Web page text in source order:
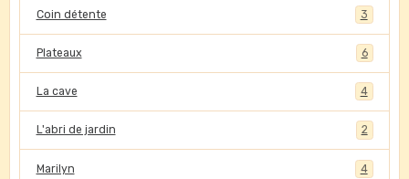
Coin détente 3
Plateaux 6
La cave 4
L'abri de jardin 2
Marilyn 4